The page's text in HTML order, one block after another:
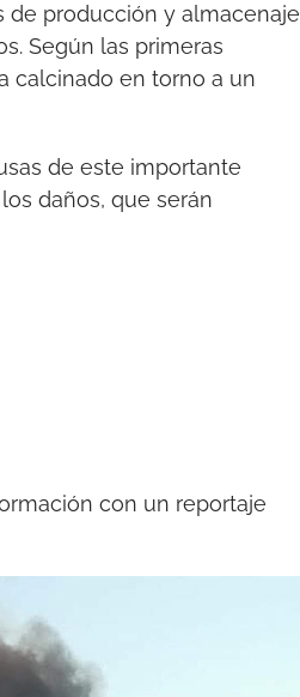
de producción y almacenaje
Según las primeras
calcinado en torno a un
de este importante
daños, que serán
con un reportaje